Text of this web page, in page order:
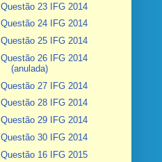
Questão 23 IFG 2014
Questão 24 IFG 2014
Questão 25 IFG 2014
Questão 26 IFG 2014
(anulada)
Questão 27 IFG 2014
Questão 28 IFG 2014
Questão 29 IFG 2014
Questão 30 IFG 2014
Questão 16 IFG 2015